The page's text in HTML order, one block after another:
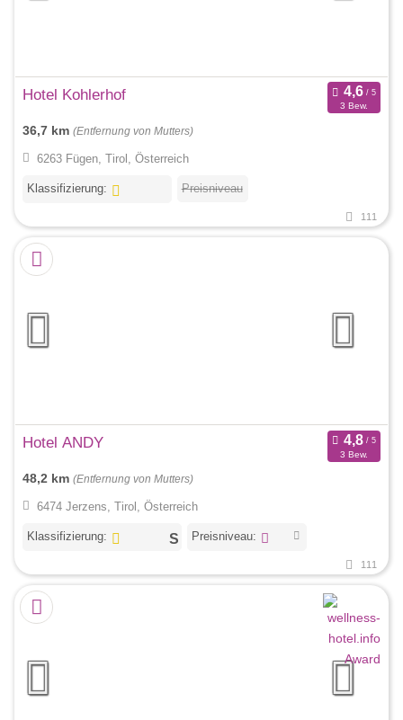
Hotel Kohlerhof
3 Bew.
36,7 km (Entfernung von Mutters)
6263 Fügen, Tirol, Österreich
Klassifizierung: Preisniveau
111
Hotel ANDY
3 Bew.
48,2 km (Entfernung von Mutters)
6474 Jerzens, Tirol, Österreich
Klassifizierung: Preisniveau:
111